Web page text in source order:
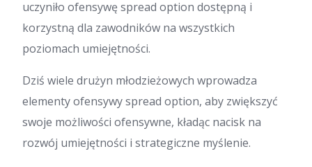
uczyniło ofensywę spread option dostępną i
korzystną dla zawodników na wszystkich
poziomach umiejętności.
Dziś wiele drużyn młodzieżowych wprowadza
elementy ofensywy spread option, aby zwiększyć
swoje możliwości ofensywne, kładąc nacisk na
rozwój umiejętności i strategiczne myślenie.